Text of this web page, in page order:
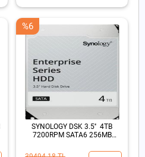
SYNOLOGY DSK 3.5'' 4TB
7200RPM SATA6 256MB
%6